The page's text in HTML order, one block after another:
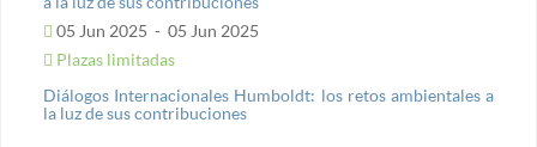
05 Jun 2025 - 05 Jun 2025
Plazas limitadas
Diálogos Internacionales Humboldt: los retos ambientales a
la luz de sus contribuciones